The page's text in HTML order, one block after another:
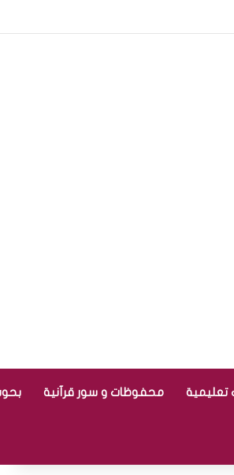
محفوظات و سور قرآنية تعليمية